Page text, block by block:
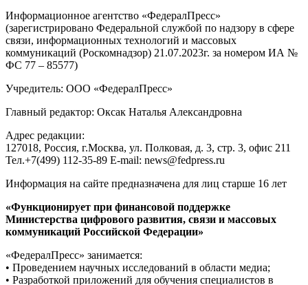
Информационное агентство «ФедералПресс»
(зарегистрировано Федеральной службой по надзору в сфере
связи, информационных технологий и массовых
коммуникаций (Роскомнадзор) 21.07.2023г. за номером ИА №
ФС 77 – 85577)
Учредитель: ООО «ФедералПресс»
Главный редактор: Оксак Наталья Александровна
Адрес редакции:
127018, Россия, г.Москва, ул. Полковая, д. 3, стр. 3, офис 211
Тел.+7(499) 112-35-89 E-mail: news@fedpress.ru
Информация на сайте предназначена для лиц старше 16 лет
«Функционирует при финансовой поддержке
Министерства цифрового развития, связи и массовых
коммуникаций Российской Федерации»
«ФедералПресс» занимается:
• Проведением научных исследований в области медиа;
• Разработкой приложений для обучения специалистов в